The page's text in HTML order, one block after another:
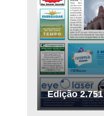
Edição 2.751